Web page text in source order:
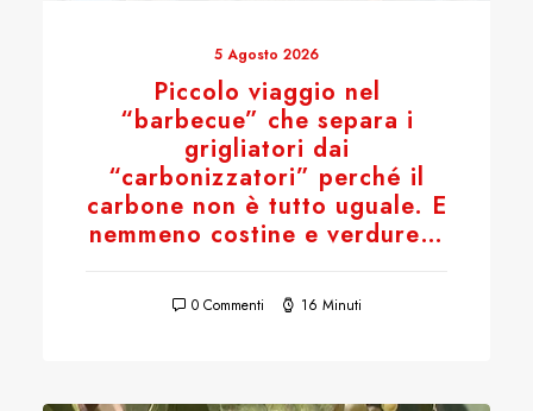
5 Agosto 2026
Piccolo viaggio nel
“barbecue” che separa i
grigliatori dai
“carbonizzatori” perché il
carbone non è tutto uguale. E
nemmeno costine e verdure…
0 Commenti 16 Minuti